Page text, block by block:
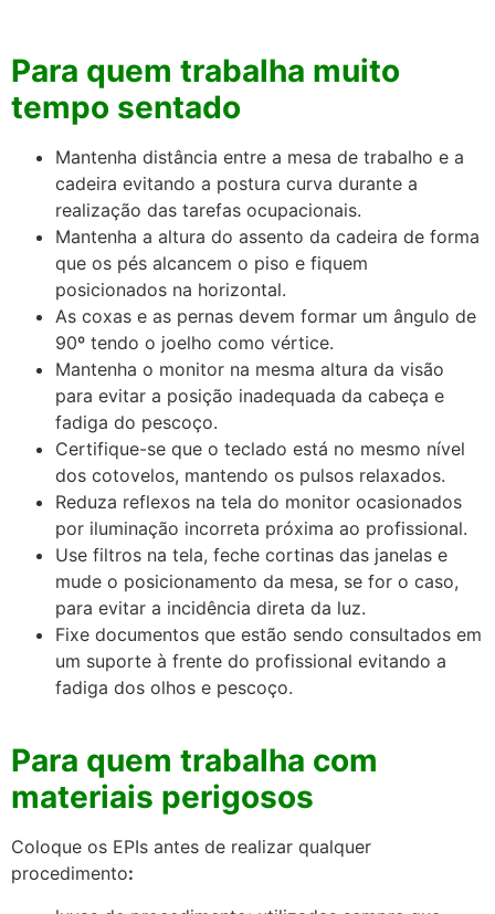
Para quem trabalha muito
tempo sentado
Mantenha distância entre a mesa de trabalho e a
cadeira evitando a postura curva durante a
realização das tarefas ocupacionais.
Mantenha a altura do assento da cadeira de forma
que os pés alcancem o piso e fiquem
posicionados na horizontal.
As coxas e as pernas devem formar um ângulo de
90º tendo o joelho como vértice.
Mantenha o monitor na mesma altura da visão
para evitar a posição inadequada da cabeça e
fadiga do pescoço.
Certifique-se que o teclado está no mesmo nível
dos cotovelos, mantendo os pulsos relaxados.
Reduza reflexos na tela do monitor ocasionados
por iluminação incorreta próxima ao profissional.
Use filtros na tela, feche cortinas das janelas e
mude o posicionamento da mesa, se for o caso,
para evitar a incidência direta da luz.
Fixe documentos que estão sendo consultados em
um suporte à frente do profissional evitando a
fadiga dos olhos e pescoço.
Para quem trabalha com
materiais perigosos
Coloque os EPIs antes de realizar qualquer
procedimento: